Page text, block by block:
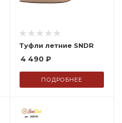
Туфли летние SNDR
4 490₽
ПОДРОБНЕЕ